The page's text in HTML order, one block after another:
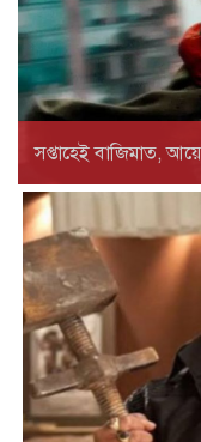
সপ্তাহেই বাজিমাত,